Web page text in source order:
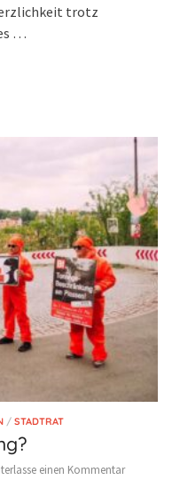
trotz
…
/ STADTRAT
einen Kommentar